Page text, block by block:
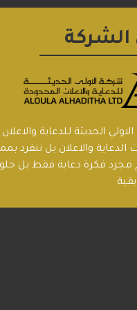
الحديثة للدعاية
والاعلان بل ننفرد
مجرد فكرة دعاية فقط بل